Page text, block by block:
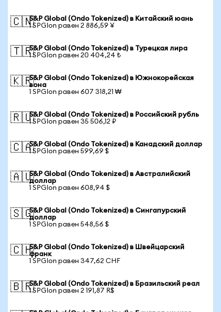
🇨🇳S&P Global (Ondo Tokenized) в Китайский юань
1 SPGIon равен 2 886,59 ¥
🇹🇷S&P Global (Ondo Tokenized) в Турецкая лира
1 SPGIon равен 20 404,24 ₺
🇰🇷S&P Global (Ondo Tokenized) в Южнокорейская
вона
1 SPGIon равен 607 318,21 ₩
🇷🇺S&P Global (Ondo Tokenized) в Российский рубль
1 SPGIon равен 35 506,12 ₽
🇨🇦S&P Global (Ondo Tokenized) в Канадский доллар
1 SPGIon равен 599,69 $
🇦🇺S&P Global (Ondo Tokenized) в Австралийский
доллар
1 SPGIon равен 608,94 $
🇸🇬S&P Global (Ondo Tokenized) в Сингапурский
доллар
1 SPGIon равен 548,56 $
🇨🇭S&P Global (Ondo Tokenized) в Швейцарский
франк
1 SPGIon равен 347,62 CHF
🇧🇷S&P Global (Ondo Tokenized) в Бразильский реал
1 SPGIon равен 2 191,87 R$